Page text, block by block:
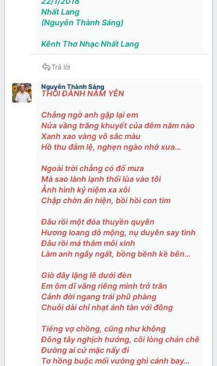
Nhất Lang
(Nguyễn Thành Sáng)
Kênh Thơ Nhạc Nhất Lang
Trả lời
Nguyễn Thành Sáng
THÔI ĐÀNH NẰM YÊN
Chẳng ngờ anh gặp lại em
Nửa vầng trăng khuyết của đêm năm nào
Xanh xao vàng võ sắc màu
Hồ thu đẫm lệ, nghẹn ngào nhớ xưa…
Ngoài trời chẳng có đổ mưa
Mà sao lành lạnh thổi lùa vào tôi
Ảnh hình kỷ niệm xa xôi
Chập chờn ẩn hiện, bồi hồi con tim
Đâu rồi một đóa thuyền quyên
Hương loang dỗ mộng, nụ duyên say tình
Đâu rồi má thắm môi xinh
Làm anh ngây ngất, bồng bềnh kề bên…
Giờ đây lặng lẽ dưới đèn
Em ôm dĩ vãng riêng mình trở trăn
Cảnh đời ngang trái phũ phàng
Chuỗi dài chỉ nhạt ánh tàn với đông
Tiếng vợ chồng, cũng như không
Đông tây nghịch hướng, cõi lòng chán chê
Đường ai cứ mặc nấy đi
Tơ hồng buộc mối vướng ghì cánh bay…